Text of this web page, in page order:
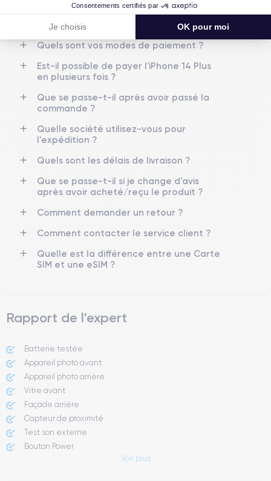
Consentements certifiés par
Je choisis OK pour moi
GPU 5-core
Fréq. processeur
12 Mpx 12 Mpx
Résolution vidéo
4K - 3840 x 2160 px
Recharge rapide
Oui, 20W
Batterie
4325 mAh
Type de SIM
5G Oui, tous opérateurs
vous pouvez consulter lafiche technique de l'iPhone 14 Plus.
Quelles garanties offrez-vous sur vos
produits ?
Quels sont vos modes de paiement ?
Est-il possible de payer l'iPhone 14 Plus
en plusieurs fois ?
Que se passe-t-il après avoir passé la
commande ?
Quelle société utilisez-vous pour
l'expédition ?
Quels sont les délais de livraison ?
Que se passe-t-il si je change d'avis
après avoir acheté/reçu le produit ?
Comment demander un retour ?
Comment contacter le service client ?
Quelle est la différence entre une Carte
SIM et une eSIM ?
Rapport de l'expert
Batterie testée
Appareil photo avant
Appareil photo arrière ​
Vitre avant ​
Façade arrière
Capteur de proximité
Test son externe
Bouton Power
Voir plus